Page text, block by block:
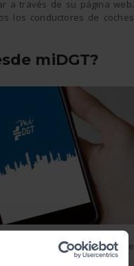
a través de su página web.
los conductores de coches
miDGT?
Es importante
poder utilizarla.